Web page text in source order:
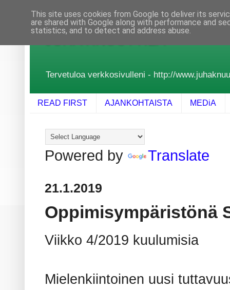
JUHA KNUUTTILA
Tervetuloa verkkosivulleni - http://
READ FIRST AJANKOHTAISTA MEDiA
Powered by Translate
21.1.2019
Oppimisympäristönä
Viikko 4/2019 kuulumisia
Mielenkiintoinen uusi
This site uses cookies from Google to deliver its
are shared with Google along with performance and
statistics, and to detect and address abuse.